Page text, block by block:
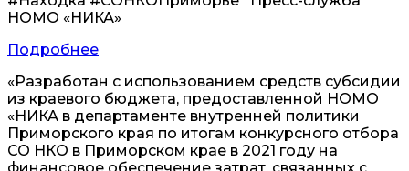
НОМО «НИКА»
Подробнее
«Разработан с использованием средств субсидии
из краевого бюджета, предоставленной НОМО
«НИКА в департаменте внутренней политики
Приморского края по итогам конкурсного отбора
СО НКО в Приморском крае в 2021 году на